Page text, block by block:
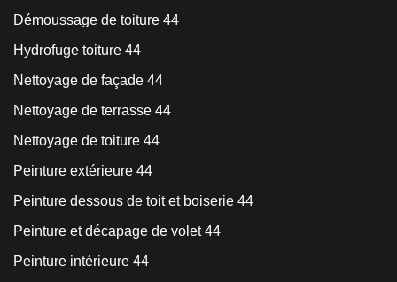
Démoussage de toiture 44
Hydrofuge toiture 44
Nettoyage de façade 44
Nettoyage de terrasse 44
Nettoyage de toiture 44
Peinture extérieure 44
Peinture dessous de toit et boiserie 44
Peinture et décapage de volet 44
Peinture intérieure 44